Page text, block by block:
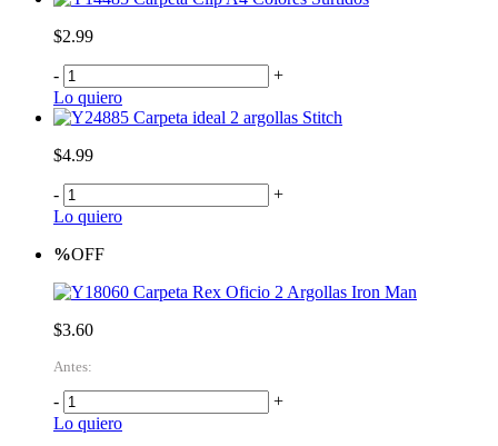
$2.99
-
+
Lo quiero
Carpeta ideal 2 argollas Stitch
$4.99
-
+
Lo quiero
%OFF
Carpeta Rex Oficio 2 Argollas Iron Man
$3.60
Antes:
-
+
Lo quiero